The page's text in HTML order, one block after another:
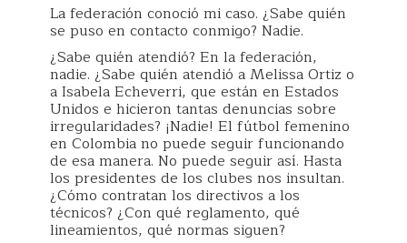
La federación conoció mi caso. ¿Sabe quién
se puso en contacto conmigo? Nadie.
¿Sabe quién atendió? En la federación,
nadie. ¿Sabe quién atendió a Melissa Ortiz o
a Isabela Echeverri, que están en Estados
Unidos e hicieron tantas denuncias sobre
irregularidades? ¡Nadie! El fútbol femenino
en Colombia no puede seguir funcionando
de esa manera. No puede seguir así. Hasta
los presidentes de los clubes nos insultan.
¿Cómo contratan los directivos a los
técnicos? ¿Con qué reglamento, qué
lineamientos, qué normas siguen?